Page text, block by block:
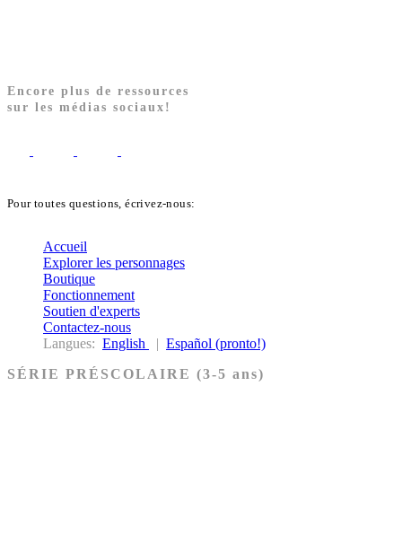
Encore plus de ressources
sur les médias sociaux!
Pour toutes questions, écrivez-nous:
Accueil
Explorer les personnages
Boutique
Fonctionnement
Soutien d'experts
Contactez-nous
Langues: English | Español (pronto!)
SÉRIE PRÉSCOLAIRE (3-5 ans)